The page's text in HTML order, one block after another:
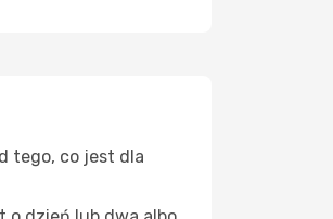
tego, co jest dla